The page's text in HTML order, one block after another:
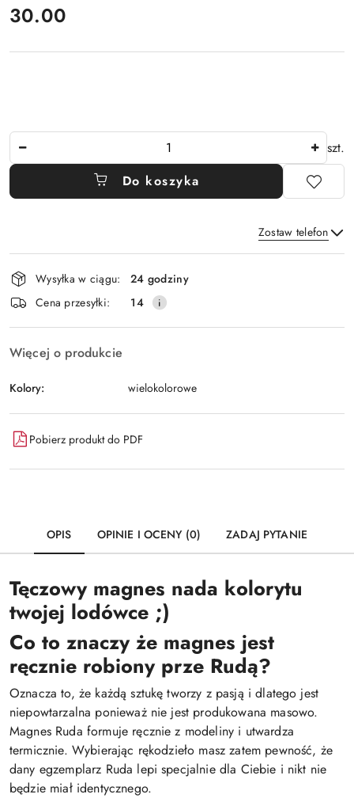
cena:
30.00
szt.
Do koszyka
Zostaw telefon
Wyślij
Dostępność
i
dostawa
Wysyłka w ciągu:
24 godziny
Cena przesyłki:
14
Więcej o produkcie
Kolory: wielokolorowe
Pobierz produkt do PDF
OPIS OPINIE I OCENY (0) ZADAJ PYTANIE
Tęczowy magnes nada kolorytu
twojej lodówce ;)
Co to znaczy że magnes jest
ręcznie robiony prze Rudą?
Oznacza to, że każdą sztukę tworzy z pasją i dlatego jest
niepowtarzalna ponieważ nie jest produkowana masowo.
Magnes Ruda formuje ręcznie z modeliny i utwardza
termicznie. Wybierając rękodzieło masz zatem pewność, że
dany egzemplarz Ruda lepi specjalnie dla Ciebie i nikt nie
będzie miał identycznego.